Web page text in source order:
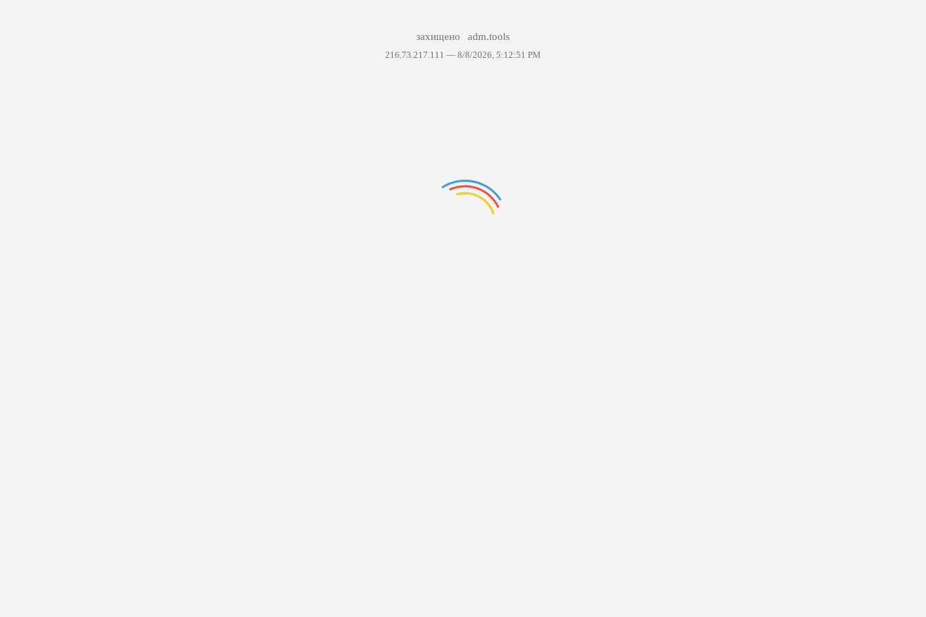
захищено adm.tools
216.73.217.111 — 8/8/2026, 5:12:51 PM